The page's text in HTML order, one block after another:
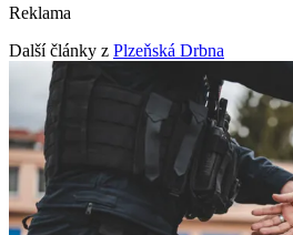
Reklama
Další články z Plzeňská Drbna